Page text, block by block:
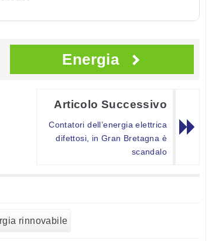
Energia
Articolo Successivo
Contatori dell’energia elettrica
difettosi, in Gran Bretagna è
scandalo
rinnovabile